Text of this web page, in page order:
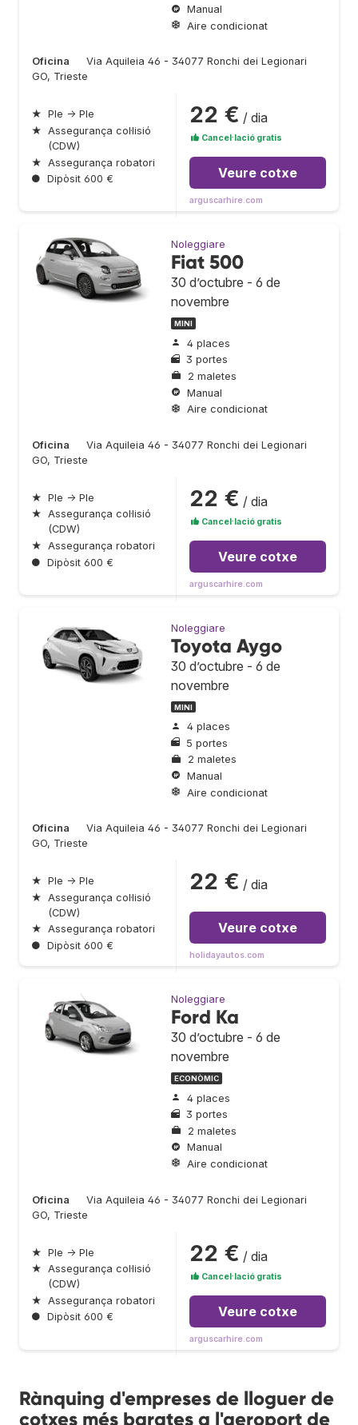
Manual
Aire condicionat
Oficina
Via Aquileia 46 - 34077 Ronchi dei Legionari
GO, Trieste
★ Ple → Ple
★ Assegurança col·lisió
(CDW)
★ Assegurança robatori
● Dipòsit 600 €
22 € / dia
Cancel·lació gratis
Veure cotxe
arguscarhire.com
Noleggiare
Fiat 500
30 d’octubre - 6 de
novembre
MINI
4 places
3 portes
2 maletes
Manual
Aire condicionat
Oficina
Via Aquileia 46 - 34077 Ronchi dei Legionari
GO, Trieste
★ Ple → Ple
★ Assegurança col·lisió
(CDW)
★ Assegurança robatori
● Dipòsit 600 €
22 € / dia
Cancel·lació gratis
Veure cotxe
arguscarhire.com
Noleggiare
Toyota Aygo
30 d’octubre - 6 de
novembre
MINI
4 places
5 portes
2 maletes
Manual
Aire condicionat
Oficina
Via Aquileia 46 - 34077 Ronchi dei Legionari
GO, Trieste
★ Ple → Ple
★ Assegurança col·lisió
(CDW)
★ Assegurança robatori
● Dipòsit 600 €
22 € / dia
Veure cotxe
holidayautos.com
Noleggiare
Ford Ka
30 d’octubre - 6 de
novembre
ECONÒMIC
4 places
3 portes
2 maletes
Manual
Aire condicionat
Oficina
Via Aquileia 46 - 34077 Ronchi dei Legionari
GO, Trieste
★ Ple → Ple
★ Assegurança col·lisió
(CDW)
★ Assegurança robatori
● Dipòsit 600 €
22 € / dia
Cancel·lació gratis
Veure cotxe
arguscarhire.com
Rànquing d'empreses de lloguer de
cotxes més barates a l'aeroport de